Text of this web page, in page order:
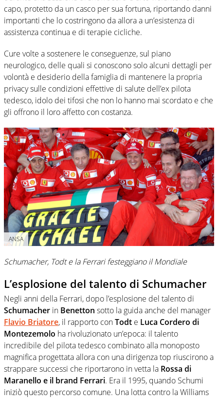
capo, protetto da un casco per sua fortuna, riportando danni
importanti che lo costringono da allora a un’esistenza di
assistenza continua e di terapie cicliche.
Cure volte a sostenere le conseguenze, sul piano
neurologico, delle quali si conoscono solo alcuni dettagli per
volontà e desiderio della famiglia di mantenere la propria
privacy sulle condizioni effettive di salute dell’ex pilota
tedesco, idolo dei tifosi che non lo hanno mai scordato e che
gli offrono il loro affetto con costanza.
ANSA
Schumacher, Todt e la Ferrari festeggiano il Mondiale
L’esplosione del talento di Schumacher
Negli anni della Ferrari, dopo l’esplosione del talento di
Schumacher in Benetton sotto la guida anche del manager
Flavio Briatore, il rapporto conTodt e Luca Cordero di
Montezemolo ha rivoluzionato un’epoca: il talento
incredibile del pilota tedesco combinato alla monoposto
magnifica progettata allora con una dirigenza top riuscirono a
strappare successi che riportarono in vetta la Rossa di
Maranello e il brand Ferrari. Era il 1995, quando Schumi
iniziò questo percorso comune. Una lotta contro la Williams